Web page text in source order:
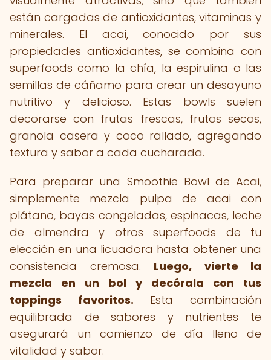
están cargadas de antioxidantes, vitaminas y
minerales. El acai, conocido por sus
propiedades antioxidantes, se combina con
superfoods como la chía, la espirulina o las
semillas de cáñamo para crear un desayuno
nutritivo y delicioso. Estas bowls suelen
decorarse con frutas frescas, frutos secos,
granola casera y coco rallado, agregando
textura y sabor a cada cucharada.
Para preparar una Smoothie Bowl de Acai,
simplemente mezcla pulpa de acai con
plátano, bayas congeladas, espinacas, leche
de almendra y otros superfoods de tu
elección en una licuadora hasta obtener una
consistencia cremosa. Luego, vierte la
mezcla en un bol y decórala con tus
toppings favoritos. Esta combinación
equilibrada de sabores y nutrientes te
asegurará un comienzo de día lleno de
vitalidad y sabor.